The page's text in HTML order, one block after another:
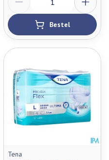
Bestel
Tena